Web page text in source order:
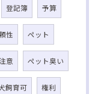
登記簿 予算
性 ペット
意 ペット臭い
飼育可 権利